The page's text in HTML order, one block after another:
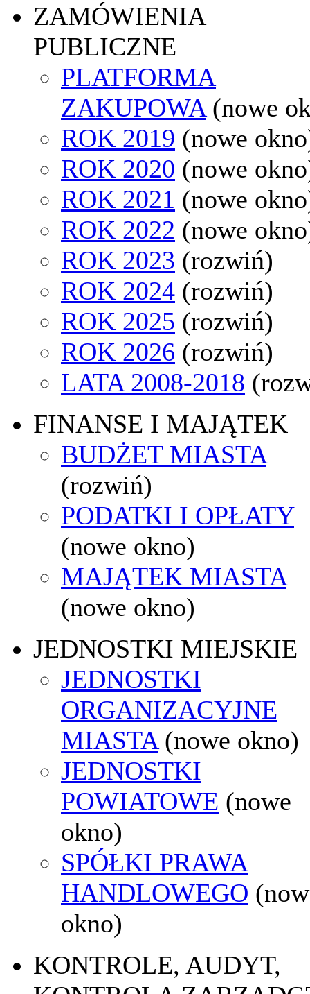
ZAMÓWIENIA
PUBLICZNE
PLATFORMA
ZAKUPOWA (nowe
ROK 2019 (nowe
ROK 2020 (nowe
ROK 2021 (nowe
ROK 2022 (nowe
ROK 2023 (rozwiń)
ROK 2024 (rozwiń)
ROK 2025 (rozwiń)
ROK 2026 (rozwiń)
LATA 2008-2018
FINANSE I MAJĄTEK
BUDŻET MIASTA
(rozwiń)
PODATKI I OPŁATY
(nowe okno)
MAJĄTEK MIASTA
(nowe okno)
JEDNOSTKI MIEJSKIE
JEDNOSTKI
ORGANIZACYJNE
MIASTA (nowe okno)
JEDNOSTKI
POWIATOWE (nowe
okno)
SPÓŁKI PRAWA
HANDLOWEGO
okno)
KONTROLE, AUDYT,